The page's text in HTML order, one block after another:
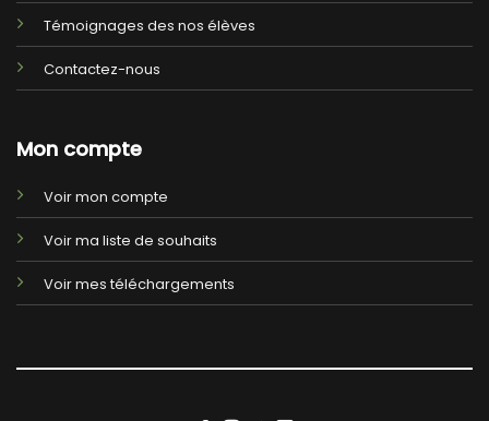
Témoignages des nos élèves
Contactez-nous
Mon compte
Voir mon compte
Voir ma liste de souhaits
Voir mes téléchargements